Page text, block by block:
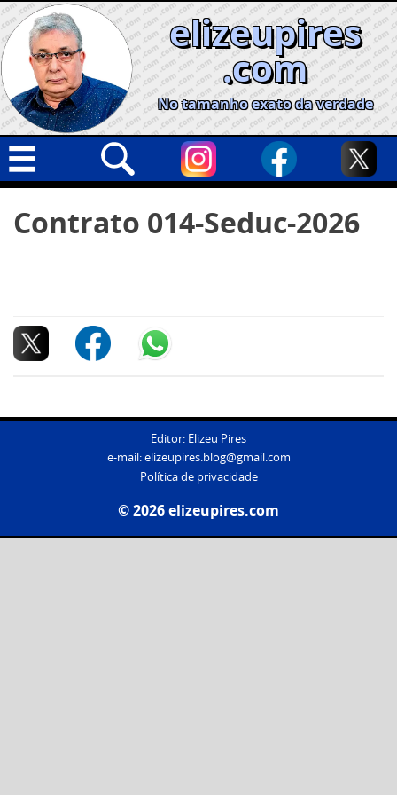
Skip
to
content
elizeupires
.com
No tamanho exato da verdade
Geral
Nacional
Opinião
por:
Contrato 014-Seduc-2026
Editor: Elizeu Pires
e-mail:elizeupires.blog@gmail.com
Política de privacidade
© 2026 elizeupires.com